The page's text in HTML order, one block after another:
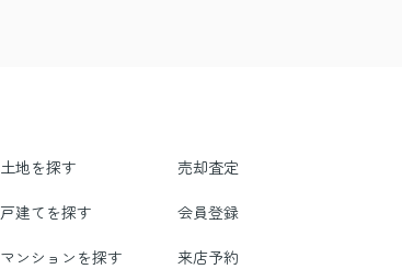
土地を探す 売却査定
戸建てを探す 会員登録
マンションを探す 来店予約